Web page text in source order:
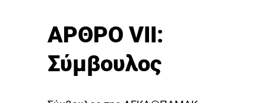
ΑΡΘΡΟ VII:
Σύμβουλος